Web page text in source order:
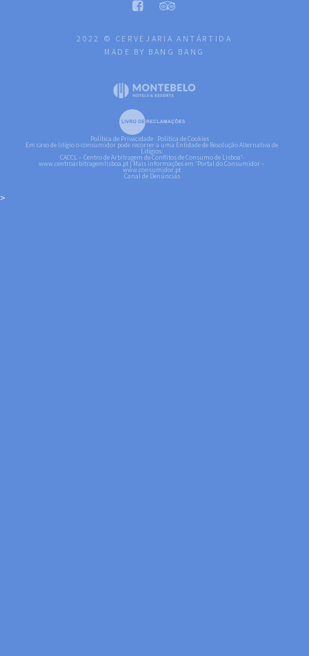
2022 © CERVEJARIA ANTÁRTIDA
MADE BY BANG BANG
Política de Privacidade Política de Cookies
Em caso de litígio o consumidor pode recorrer a uma Entidade de Resolução Alternativa de
Litígios:
CACCL – Centro de Arbitragem de Conflitos de Consumo de Lisboa’-
www.centroarbitragemlisboa.pt | Mais informações em 'Portal do Consumidor –
www.consumidor.pt
Canal de Denúncias
>